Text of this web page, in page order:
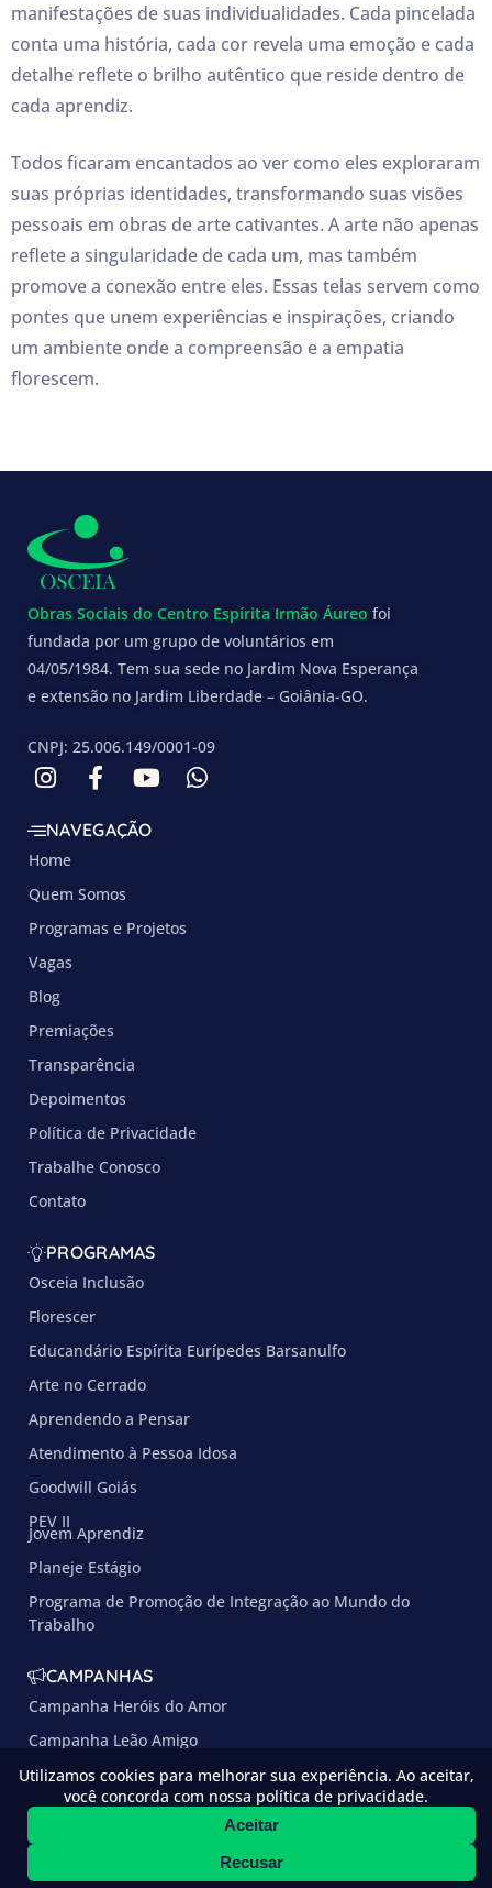
manifestações de suas individualidades. Cada pincelada
conta uma história, cada cor revela uma emoção e cada
detalhe reflete o brilho autêntico que reside dentro de
cada aprendiz.
Todos ficaram encantados ao ver como eles exploraram
suas próprias identidades, transformando suas visões
pessoais em obras de arte cativantes. A arte não apenas
reflete a singularidade de cada um, mas também
promove a conexão entre eles. Essas telas servem como
pontes que unem experiências e inspirações, criando
um ambiente onde a compreensão e a empatia
florescem.
Obras Sociais do Centro Espírita Irmão Áureo foi
fundada por um grupo de voluntários em
04/05/1984. Tem sua sede no Jardim Nova Esperança
e extensão no Jardim Liberdade – Goiânia-GO.
CNPJ: 25.006.149/0001-09
NAVEGAÇÃO
Home
Quem Somos
Programas e Projetos
Vagas
Blog
Premiações
Transparência
Depoimentos
Política de Privacidade
Trabalhe Conosco
Contato
PROGRAMAS
Osceia Inclusão
Florescer
Educandário Espírita Eurípedes Barsanulfo
Arte no Cerrado
Aprendendo a Pensar
Atendimento à Pessoa Idosa
Goodwill Goiás
PEV II
Jovem Aprendiz
Planeje Estágio
Programa de Promoção de Integração ao Mundo do
Trabalho
CAMPANHAS
Campanha Heróis do Amor
Campanha Leão Amigo
© Copyright 2025 –Osceia–
Todos os direitos
desenvolvido por:
Utilizamos cookies para melhorar sua experiência. Ao aceitar,
você concorda com nossa política de privacidade.
Aceitar
Recusar